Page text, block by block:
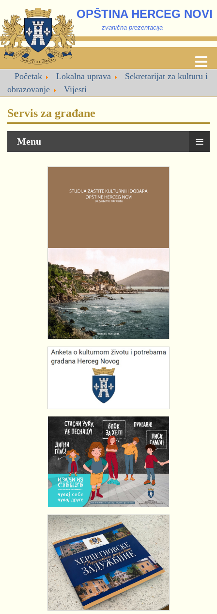
OPŠTINA HERCEG NOVI
zvanična prezentacija
Početak Lokalna uprava
Sekretarijat za kulturu i
obrazovanje
Vijesti
Servis za građane
Menu ≡